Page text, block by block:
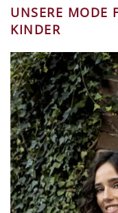
UNSERE MODE
KINDER